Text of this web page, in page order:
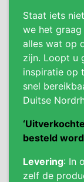
Staat iets
we het
alles wat op
zijn. Loopt u
inspiratie op
snel
Duitse
besteld
Levering: In
zelf de